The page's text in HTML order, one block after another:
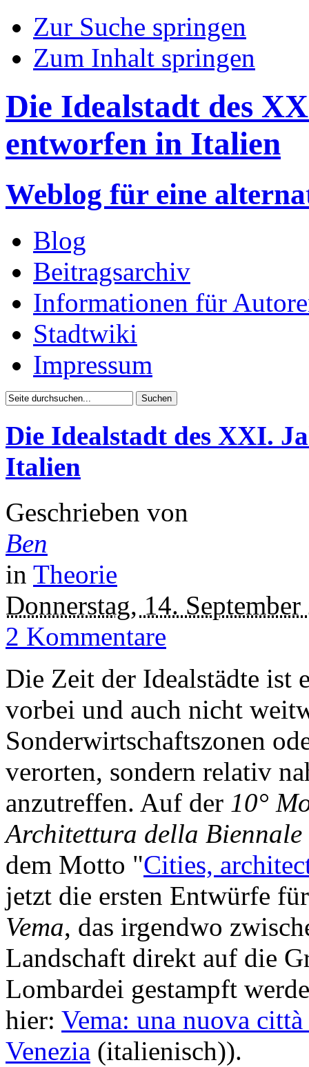
Zur Suche springen
Zum Inhalt springen
Die Idealstadt des
entworfen in Italien
Weblog für eine
Blog
Beitragsarchiv
Informationen für
Stadtwiki
Impressum
Die Idealstadt des XXI.
Italien
Geschrieben von
Ben
in Theorie
Donnerstag, 14.
2 Kommentare
Die Zeit der Idealstädte ist
vorbei und auch nicht
Sonderwirtschaftszonen
verorten, sondern relativ
anzutreffen. Auf der 10°
Architettura della Biennale
dem Motto "Cities,
jetzt die ersten Entwürfe
Vema, das irgendwo
Landschaft direkt auf die
Lombardei gestampft
hier: Vema: una nuova
Venezia (italienisch)).